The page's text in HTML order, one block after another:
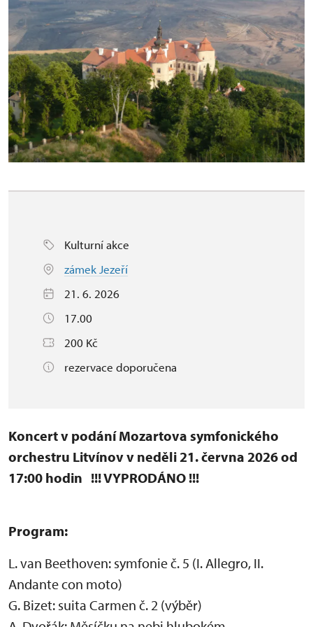
Kulturní akce
zámek Jezeří
21. 6. 2026
17.00
200 Kč
rezervace doporučena
Koncert v podání Mozartova symfonického
orchestru Litvínovv neděli 21. června 2026 od
17:00 hodin !!! VYPRODÁNO !!!
Program:
L. van Beethoven: symfonie č. 5 (I. Allegro, II.
Andante con moto)
G. Bizet: suita Carmen č. 2 (výběr)